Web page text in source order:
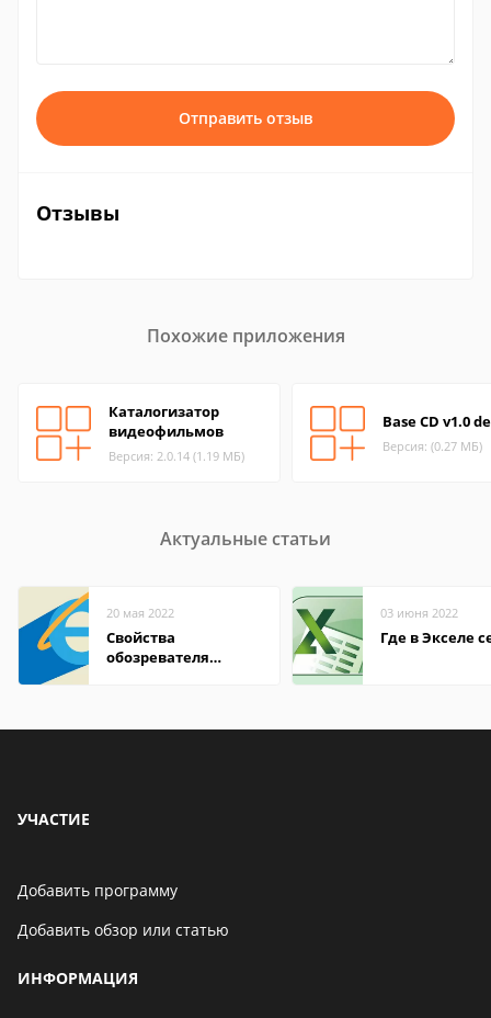
Отправить отзыв
Отзывы
Похожие приложения
Каталогизатор
видеофильмов
Версия: 2.0.14 (1.19 МБ)
Base CD v1.0
Версия: (0.27 МБ)
Актуальные статьи
20 мая 2022
Свойства
обозревателя
03 июня 2022
Где в Экселе
УЧАСТИЕ
Добавить программу
Добавить обзор или статью
ИНФОРМАЦИЯ